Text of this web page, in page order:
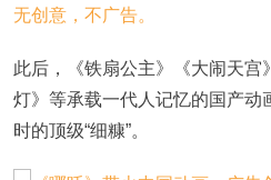
此后，《铁扇公主》《大闹天宫
灯》等承载一代人记忆的国产动
时的顶级“细糠”。